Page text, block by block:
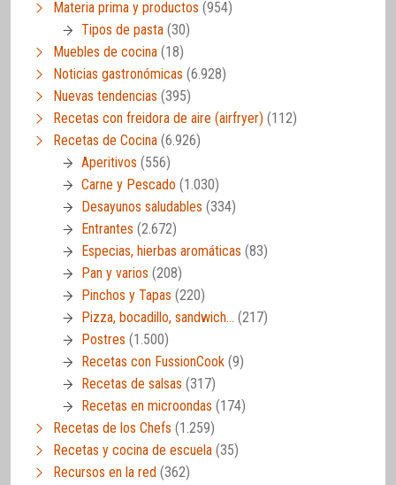
Materia prima y productos (954)
Tipos de pasta (30)
Muebles de cocina (18)
Noticias gastronómicas (6.928)
Nuevas tendencias (395)
Recetas con freidora de aire (airfryer) (112)
Recetas de Cocina (6.926)
Aperitivos (556)
Carne y Pescado (1.030)
Desayunos saludables (334)
Entrantes (2.672)
Especias, hierbas aromáticas (83)
Pan y varios (208)
Pinchos y Tapas (220)
Pizza, bocadillo, sandwich… (217)
Postres (1.500)
Recetas con FussionCook (9)
Recetas de salsas (317)
Recetas en microondas (174)
Recetas de los Chefs (1.259)
Recetas y cocina de escuela (35)
Recursos en la red (362)